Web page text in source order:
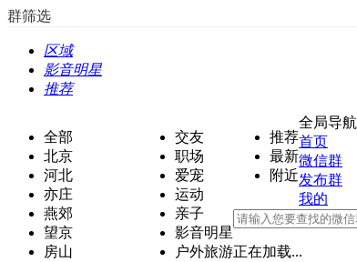
群筛选
区域
影音明星
推荐
全部
北京
河北
亦庄
燕郊
望京
房山
交友
职场
爱宠
运动
亲子
影音明星
户外旅游
推荐
最新
附近
全局导航
首页
微信群
发布群
我的
正在加载...